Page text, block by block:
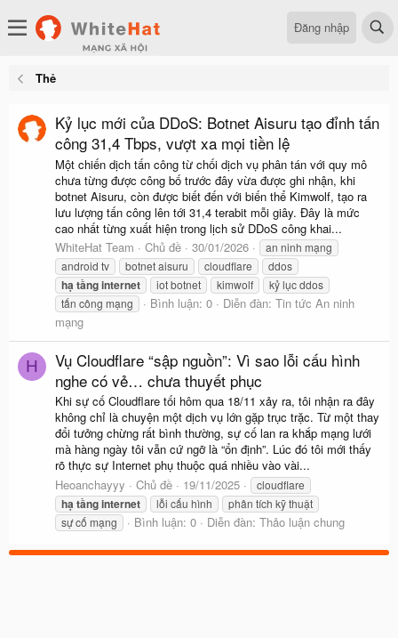
Đăng nhập
Thẻ
Kỷ lục mới của DDoS: Botnet Aisuru tạo đỉnh tấn
công 31,4 Tbps, vượt xa mọi tiền lệ
Một chiến dịch tấn công từ chối dịch vụ phân tán với quy mô
chưa từng được công bố trước đây vừa được ghi nhận, khi
botnet Aisuru, còn được biết đến với biến thể Kimwolf, tạo ra
lưu lượng tấn công lên tới 31,4 terabit mỗi giây. Đây là mức
cao nhất từng xuất hiện trong lịch sử DDoS công khai...
WhiteHat Team
Chủ đề 30/01/2026
an ninh mạng
android tv
botnet aisuru cloudflare ddos
hạ tầnginternet iot botnet kimwolf
kỷ lục ddos
tấn công mạng
Bình luận: 0 Diễn đàn: Tin tức An ninh
mạng
H
Vụ Cloudflare “sập nguồn”: Vì sao lỗi cấu hình
nghe có vẻ… chưa thuyết phục
Khi sự cố Cloudflare tối hôm qua 18/11 xảy ra, tôi nhận ra đây
không chỉ là chuyện một dịch vụ lớn gặp trục trặc. Từ một thay
đổi tưởng chừng rất bình thường, sự cố lan ra khắp mạng lưới
mà hàng ngày tôi vẫn cứ ngỡ là “ổn định”. Lúc đó tôi mới thấy
rõ thực sự Internet phụ thuộc quá nhiều vào vài...
Heoanchayyy
Chủ đề 19/11/2025 cloudflare
hạ tầnginternet lỗi cấu hình
phân tích kỹ thuật
sự cố mạng
Bình luận: 0 Diễn đàn: Thảo luận chung